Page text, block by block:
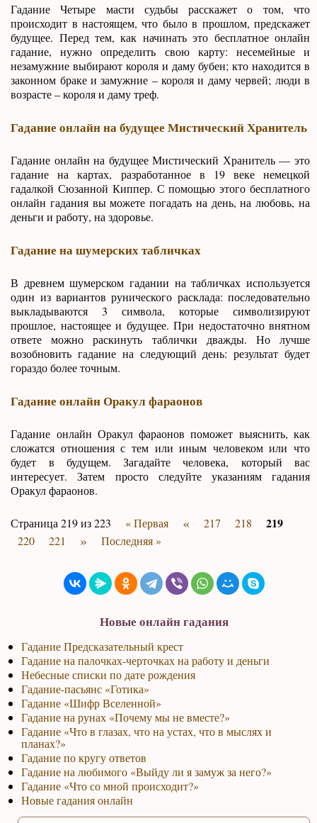
Гадание Четыре масти судьбы расскажет о том, что
происходит в настоящем, что было в прошлом, предскажет
будущее. Перед тем, как начинать это бесплатное онлайн
гадание, нужно определить свою карту: несемейные и
незамужние выбирают короля и даму бубен; кто находится в
законном браке и замужние – короля и даму червей; люди в
возрасте – короля и даму треф.
Гадание онлайн на будущее Мистический Хранитель
Гадание онлайн на будущее Мистический Хранитель — это
гадание на картах, разработанное в 19 веке немецкой
гадалкой Сюзанной Киппер. С помощью этого бесплатного
онлайн гадания вы можете погадать на день, на любовь, на
деньги и работу, на здоровье.
Гадание на шумерских табличках
В древнем шумерском гадании на табличках используется
один из вариантов рунического расклада: последовательно
выкладываются 3 символа, которые символизируют
прошлое, настоящее и будущее. При недостаточно внятном
ответе можно раскинуть таблички дважды. Но лучше
возобновить гадание на следующий день: результат будет
гораздо более точным.
Гадание онлайн Оракул фараонов
Гадание онлайн Оракул фараонов поможет выяснить, как
сложатся отношения с тем или иным человеком или что
будет в будущем. Загадайте человека, который вас
интересует. Затем просто следуйте указаниям гадания
Оракул фараонов.
Страница 219 из 223 « Первая « 217 218 219
220 221 » Последняя »
Новые онлайн гадания
Гадание Предсказательный крест
Гадание на палочках-черточках на работу и деньги
Небесные списки по дате рождения
Гадание-пасьянс «Готика»
Гадание «Шифр Вселенной»
Гадание на рунах «Почему мы не вместе?»
Гадание «Что в глазах, что на устах, что в мыслях и
планах?»
Гадание по кругу ответов
Гадание на любимого «Выйду ли я замуж за него?»
Гадание «Что со мной происходит?»
Новые гадания онлайн